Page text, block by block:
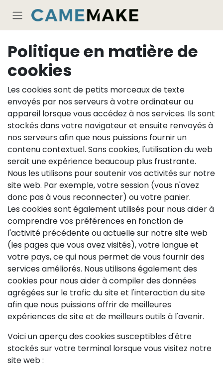
Politique en matière de
cookies
Les cookies sont de petits morceaux de texte
envoyés par nos serveurs à votre ordinateur ou
appareil lorsque vous accédez à nos services. Ils sont
stockés dans votre navigateur et ensuite renvoyés à
nos serveurs afin que nous puissions fournir un
contenu contextuel. Sans cookies, l'utilisation du web
serait une expérience beaucoup plus frustrante.
Nous les utilisons pour soutenir vos activités sur notre
site web. Par exemple, votre session (vous n'avez
donc pas à vous reconnecter) ou votre panier.
Les cookies sont également utilisés pour nous aider à
comprendre vos préférences en fonction de
l'activité précédente ou actuelle sur notre site web
(les pages que vous avez visités), votre langue et
votre pays, ce qui nous permet de vous fournir des
services améliorés. Nous utilisons également des
cookies pour nous aider à compiler des données
agrégées sur le trafic du site et l'interaction du site
afin que nous puissions offrir de meilleures
expériences de site et de meilleurs outils à l'avenir.
Voici un aperçu des cookies susceptibles d'être
stockés sur votre terminal lorsque vous visitez notre
site web :